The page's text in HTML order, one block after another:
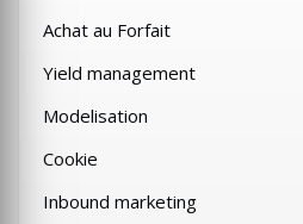
Achat au Forfait
Yield management
Modelisation
Cookie
Inbound marketing